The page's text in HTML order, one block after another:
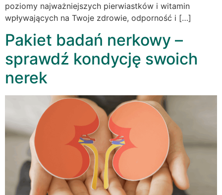
poziomy najważniejszych pierwiastków i witamin
wpływających na Twoje zdrowie, odporność i […]
Pakiet badań nerkowy –
sprawdź kondycję swoich
nerek